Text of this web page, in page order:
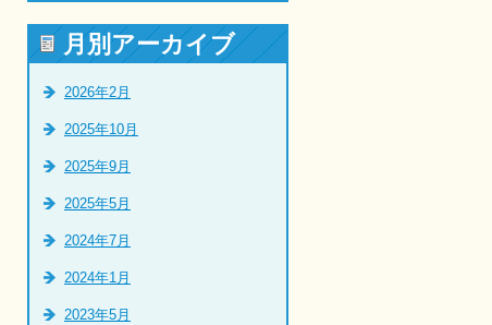
月別アーカイブ
2026年2月
2025年10月
2025年9月
2025年5月
2024年7月
2024年1月
2023年5月